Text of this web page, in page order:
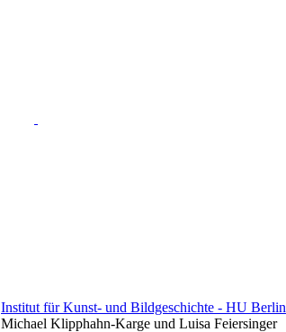
Institut für Kunst- und Bildgeschichte - HU Berlin
Michael Klipphahn-Karge und Luisa Feiersinger